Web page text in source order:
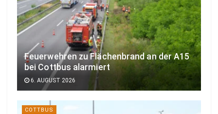
Feuerwehren zu Flächenbrand an der A15
bei Cottbus alarmiert
6. AUGUST 2026
COTTBUS